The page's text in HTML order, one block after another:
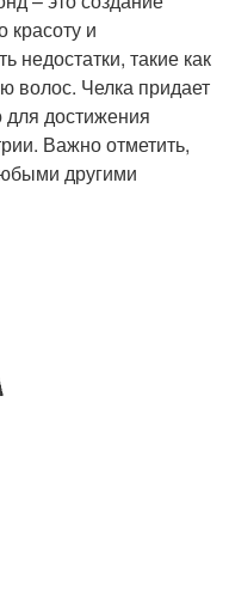
красоту и
недостатки, такие как
волос. Челка придает
достижения
Важно отметить,
другими